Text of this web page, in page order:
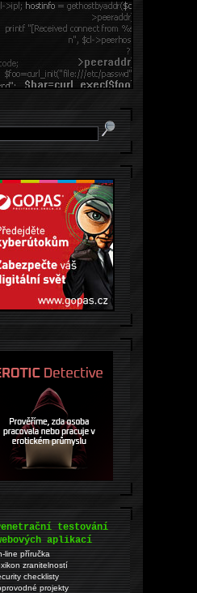
testování
aplikací
line příručka
zranitelností
checklisty
projekty